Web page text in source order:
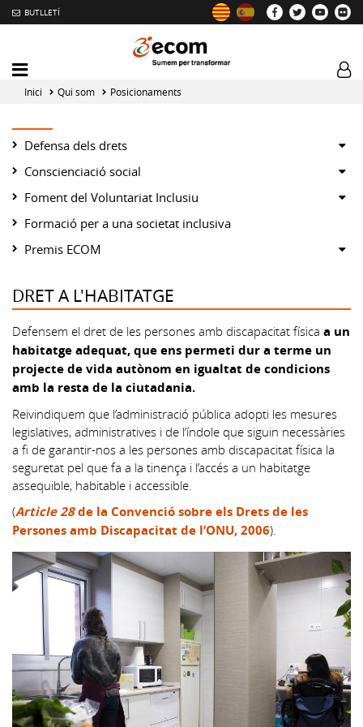
BUTLLETÍ
Mobile
menu
toggler
Inici Qui som Posicionaments
Defensa dels drets
Conscienciació social
Foment del Voluntariat Inclusiu
Formació per a una societat inclusiva
Premis ECOM
DRET A L'HABITATGE
Defensem el dret de les persones amb discapacitat física a un
habitatge adequat, que ens permeti dur a terme un
projecte de vida autònom en igualtat de condicions
amb la resta de la ciutadania.
Reivindiquem que l’administració pública adopti les mesures
legislatives, administratives i de l’índole que siguin necessàries
a fi de garantir-nos a les persones amb discapacitat física la
seguretat pel que fa a la tinença i l’accés a un habitatge
assequible, habitable i accessible.
(Article 28de la Convenció sobre els Drets de les
Persones amb Discapacitat de l’ONU, 2006).